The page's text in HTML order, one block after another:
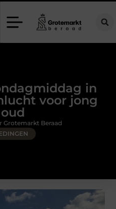
een rijschool in Utrecht?
in
voor jong
Grotemarkt Beraad